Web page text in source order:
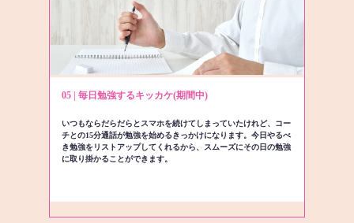
05 | 毎日勉強するキッカケ(期間中)
いつもならだらだらとスマホを続けてしまっていたけれど、コー
チとの15分通話が勉強を始めるきっかけになります。今日やるべ
き勉強をリストアップしてくれるから、スムーズにその日の勉強
に取り掛かることができます。